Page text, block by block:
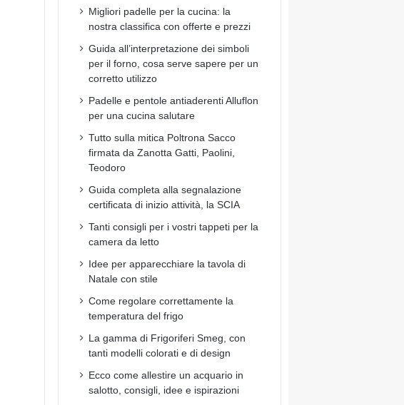
Migliori padelle per la cucina: la
nostra classifica con offerte e prezzi
Guida all’interpretazione dei simboli
per il forno, cosa serve sapere per un
corretto utilizzo
Padelle e pentole antiaderenti Alluflon
per una cucina salutare
Tutto sulla mitica Poltrona Sacco
firmata da Zanotta Gatti, Paolini,
Teodoro
Guida completa alla segnalazione
certificata di inizio attività, la SCIA
Tanti consigli per i vostri tappeti per la
camera da letto
Idee per apparecchiare la tavola di
Natale con stile
Come regolare correttamente la
temperatura del frigo
La gamma di Frigoriferi Smeg, con
tanti modelli colorati e di design
Ecco come allestire un acquario in
salotto, consigli, idee e ispirazioni